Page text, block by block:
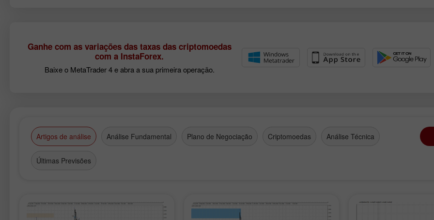
Ganhe com as variações das taxas das criptomoedas
com a InstaForex.
Baixe o MetaTrader 4 e abra a sua primeira operação.
Artigos de análise Análise Fundamental Plano de Negociação Criptomoedas Análise Técnica
Últimas Previsões
de
Demonstração
Abrir uma Conta
Real